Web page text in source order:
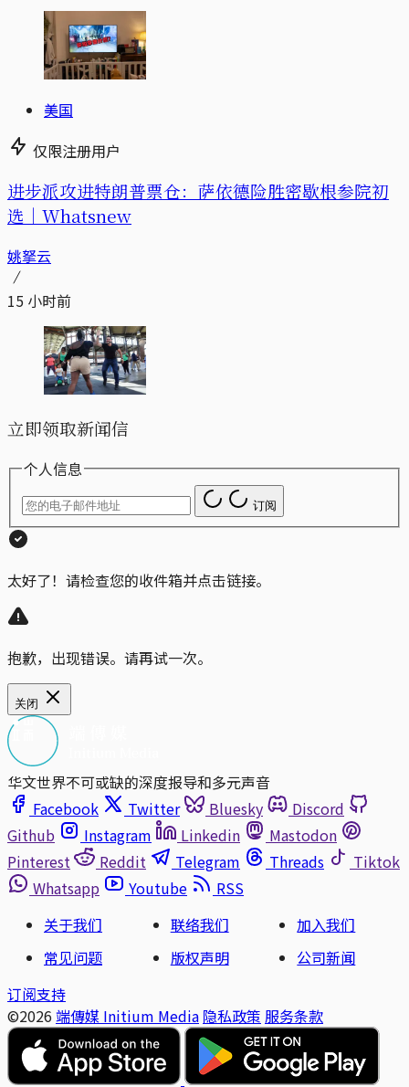
美国
仅限注册用户
进步派攻进特朗普票仓：萨依德险胜密歇根参院初
选｜Whatsnew
姚拏云
15 小时前
立即领取新闻信
个人信息
订阅
太好了！请检查您的收件箱并点击链接。
抱歉，出现错误。请再试一次。
关闭
华文世界不可或缺的深度报导和多元声音
Facebook
Twitter Bluesky
Discord
Github
Instagram Linkedin
Mastodon
Pinterest
Reddit Telegram Threads
Tiktok
Whatsapp
Youtube
RSS
关于我们
联络我们
加入我们
常见问题
版权声明
公司新闻
订阅支持
©2026 端傳媒 Initium Media 隐私政策 服务条款